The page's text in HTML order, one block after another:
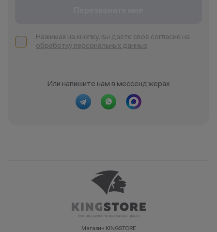
Нажимая на кнопку, вы даёте своё согласие на
обработку персональных данных
Или напишите нам в мессенджерах
Магазин KINGSTORE